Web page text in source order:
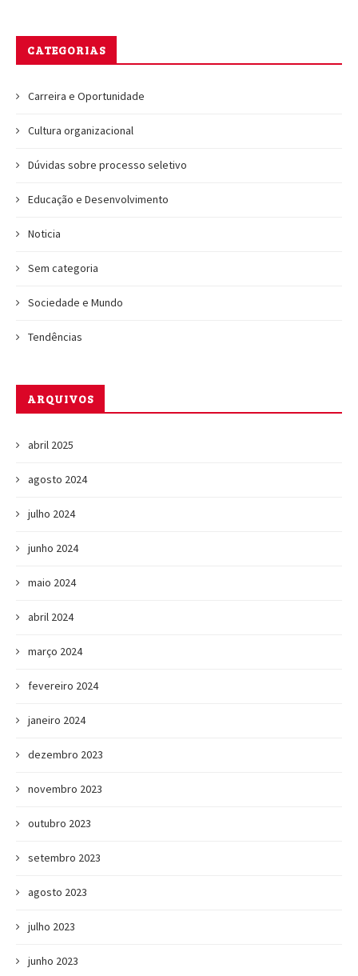
CATEGORIAS
Carreira e Oportunidade
Cultura organizacional
Dúvidas sobre processo seletivo
Educação e Desenvolvimento
Noticia
Sem categoria
Sociedade e Mundo
Tendências
ARQUIVOS
abril 2025
agosto 2024
julho 2024
junho 2024
maio 2024
abril 2024
março 2024
fevereiro 2024
janeiro 2024
dezembro 2023
novembro 2023
outubro 2023
setembro 2023
agosto 2023
julho 2023
junho 2023